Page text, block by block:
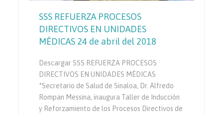
SSS REFUERZA PROCESOS
DIRECTIVOS EN UNIDADES
MÉDICAS 24 de abril del 2018
Descargar SSS REFUERZA PROCESOS
DIRECTIVOS EN UNIDADES MÉDICAS
*Secretario de Salud de Sinaloa, Dr. Alfredo
Rompan Messina, inaugura Taller de Inducción
y Reforzamiento de los Procesos Directivos de